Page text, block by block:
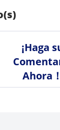
¡Haga
Ahora！